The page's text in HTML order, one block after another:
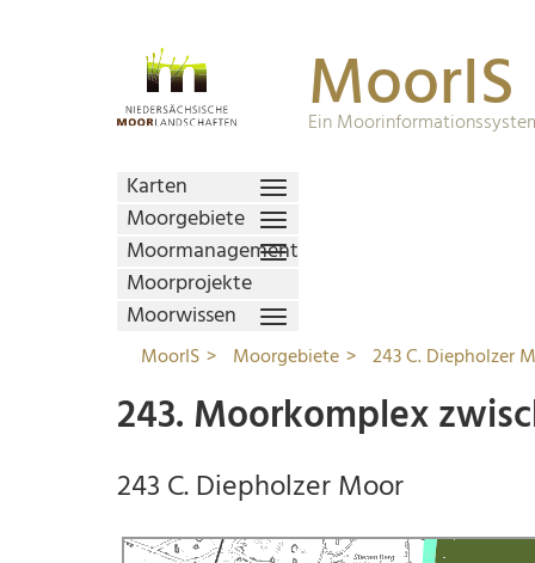
MoorIS
Ein
Karten
Moorgebiete
Moormanagement
Moorprojekte
Moorwissen
MoorIS Moorgebiete 243 C. Diepholzer
243. Moorkomplex
243 C. Diepholzer Moor